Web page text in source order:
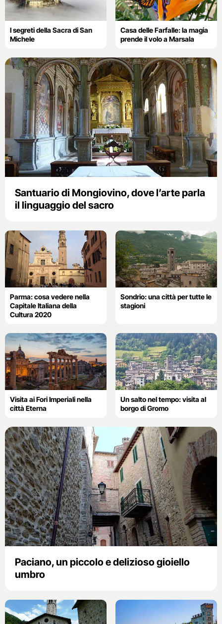
I segreti della Sacra di San
Michele
Casa delle Farfalle: la magia
prende il volo a Marsala
Santuario di Mongiovino, dove l’arte parla
il linguaggio del sacro
Parma: cosa vedere nella
Capitale Italiana della
Cultura 2020
Sondrio: una città per tutte le
stagioni
Visita ai Fori Imperiali nella
città Eterna
Un salto nel tempo: visita al
borgo di Gromo
Paciano, un piccolo e delizioso gioiello
umbro